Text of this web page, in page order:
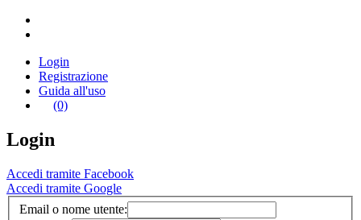
Login
Registrazione
Guida all'uso
(0)
Login
Accedi tramite Facebook
Accedi tramite Google
Email o nome utente: